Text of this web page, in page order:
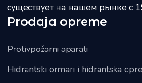
существует на нашем рынке с
Prodaja opreme
Protivpožarni aparati
Hidrantski ormari i hidrantska